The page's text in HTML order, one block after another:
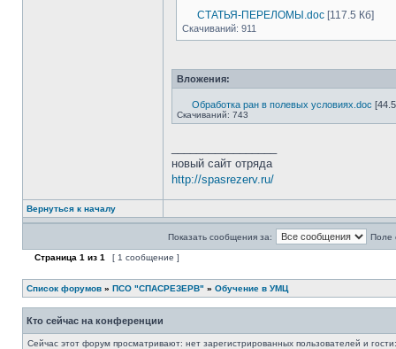
СТАТЬЯ-ПЕРЕЛОМЫ.doc [117.5 Кб]
Скачиваний: 911
Вложения:
Обработка ран в полевых условиях.doc
Скачиваний: 743
новый сайт отряда
http://spasrezerv.ru/
Вернуться к началу
Показать сообщения за: Поле
Страница 1 из 1 [ 1 сообщение ]
Список форумов » ПСО "СПАСРЕЗЕРВ" » Обучение в УМЦ
Кто сейчас на конференции
Сейчас этот форум просматривают: нет зарегистрированных пользователей и